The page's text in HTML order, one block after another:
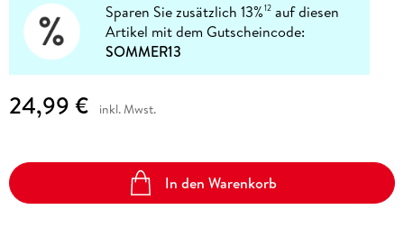
Sparen Sie zusätzlich 13%12 auf diesen
Artikel mit dem Gutscheincode:
SOMMER13
24,99 € inkl. Mwst.
In den Warenkorb